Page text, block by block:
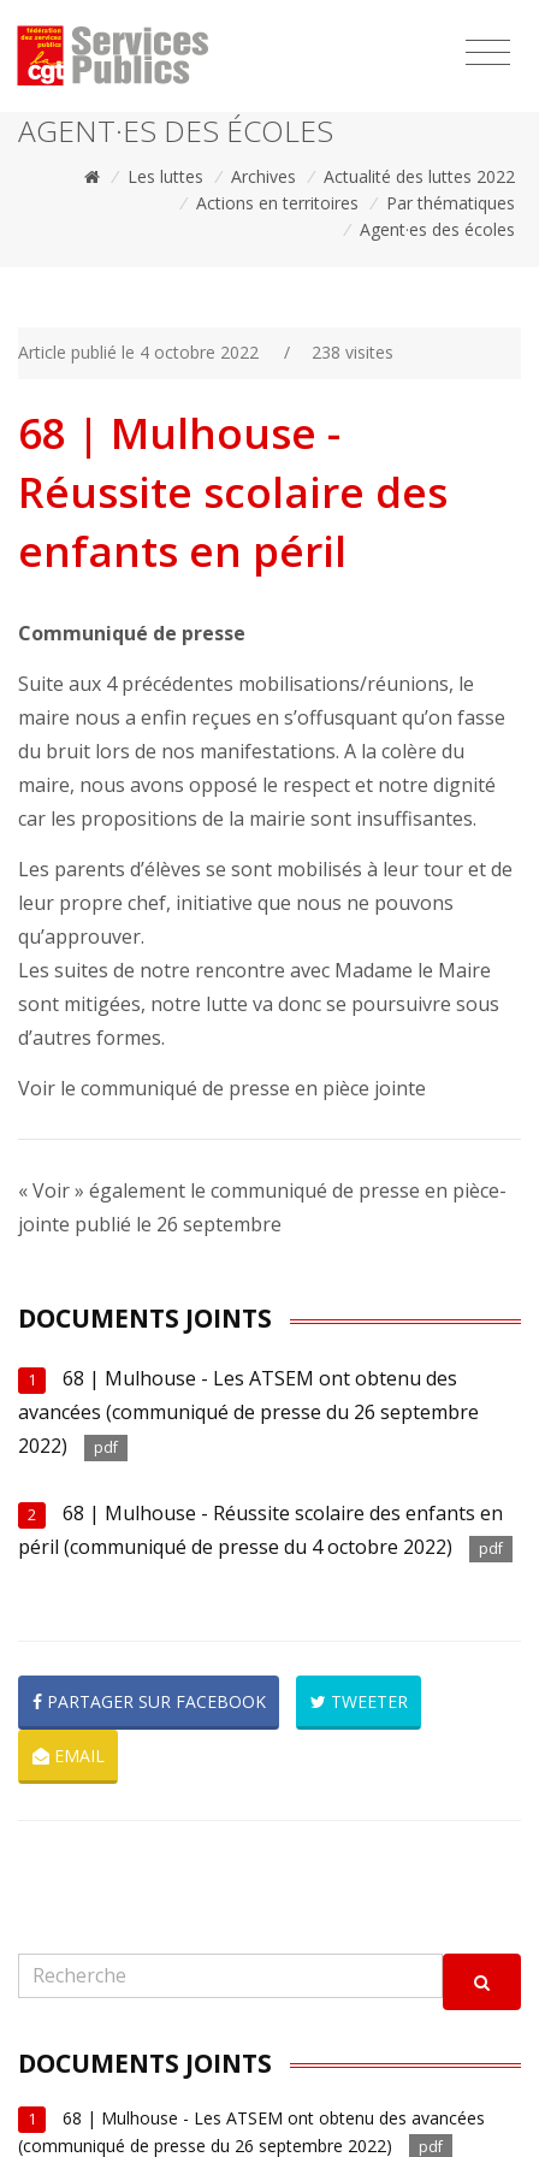
AGENT·ES DES ÉCOLES
/ Les luttes / Archives / Actualité des luttes 2022
/ Actions en territoires / Par thématiques
/ Agent·es des écoles
Article publié le 4 octobre 2022 / 238 visites
68 | Mulhouse -
Réussite scolaire des
enfants en péril
Communiqué de presse
Suite aux 4 précédentes mobilisations/réunions, le
maire nous a enfin reçues en s’offusquant qu’on fasse
du bruit lors de nos manifestations. A la colère du
maire, nous avons opposé le respect et notre dignité
car les propositions de la mairie sont insuffisantes.
Les parents d’élèves se sont mobilisés à leur tour et de
leur propre chef, initiative que nous ne pouvons
qu’approuver.
Les suites de notre rencontre avec Madame le Maire
sont mitigées, notre lutte va donc se poursuivre sous
d’autres formes.
Voir le communiqué de presse en pièce jointe
« Voir » également le communiqué de presse en pièce-
jointe publié le 26 septembre
DOCUMENTS JOINTS
1
68 | Mulhouse - Les ATSEM ont obtenu des
avancées (communiqué de presse du 26 septembre
2022)
pdf
2
68 | Mulhouse - Réussite scolaire des enfants en
péril (communiqué de presse du 4 octobre 2022)
pdf
PARTAGER SUR FACEBOOK TWEETER
EMAIL
DOCUMENTS JOINTS
1
68 | Mulhouse - Les ATSEM ont obtenu des avancées
(communiqué de presse du 26 septembre 2022)
pdf